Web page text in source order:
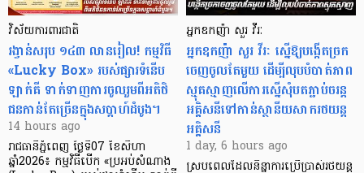
វិស័យការពារជាតិ
រង្វាន់សរុប ១៤៣ លានរៀល! កម្មវិធី
«Lucky Box» របស់ផ្សារទំនើប
ឡាក់គី ទាក់ទាញការចូលរួមពីអតិថិ
ជនកាន់តែច្រើនក្នុងសប្តាហ៍ដំបូង។
14 hours ago
រាជធានីភ្នំពេញ ថ្ងៃទី07 ខែសីហា
ឆ្នាំ2026៖ កម្មវិធីបើក «ប្រអប់សំណាង
អ្នកឧកញ៉ា សួរ វីរៈ
អ្នកឧកញ៉ា សួរ វីរៈ ស្នើឱ្យបង្កើតច្រក
ចេញចូលតែមួយ ដើម្បីលុបបំបាត់ភាព
ស្មុគស្មាញលើការស្នើសុំបតភ្ជាប់ចរន្ត
អគ្គិសនីទៅកាន់ស្ថានីយសាករថយន្ត
អគ្គិសនី
1 day, 6 hours ago
ស្របពេលដែលនិន្នាការប្រើប្រាស់រថយន្ត